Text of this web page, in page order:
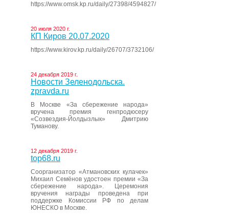
https://www.omsk.kp.ru/daily/27398/4594827/
20 июля 2020 г.
КП Киров 20.07.2020
https://www.kirov.kp.ru/daily/26707/3732106/
24 декабря 2019 г.
Новости Зеленодольска.
zpravda.ru
В Москве «За сбережение народа»
вручена премия генпродюсеру
«Созвездия-Йолдызлык» Дмитрию
Туманову.
12 декабря 2019 г.
top68.ru
Соорганизатор «Атмановских кулачек»
Михаил Семёнов удостоен премии «За
сбережение народа». Церемония
вручения награды проведена при
поддержке Комиссии РФ по делам
ЮНЕСКО в Москве.